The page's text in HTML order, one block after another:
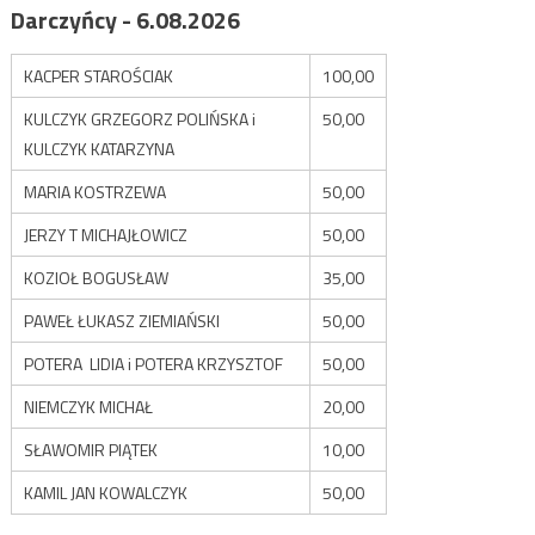
Darczyńcy - 6.08.2026
KACPER STAROŚCIAK
100,00
KULCZYK GRZEGORZ POLIŃSKA i
KULCZYK KATARZYNA
50,00
MARIA KOSTRZEWA
50,00
JERZY T MICHAJŁOWICZ
50,00
KOZIOŁ BOGUSŁAW
35,00
PAWEŁ ŁUKASZ ZIEMIAŃSKI
50,00
POTERA LIDIA i POTERA KRZYSZTOF
50,00
NIEMCZYK MICHAŁ
20,00
SŁAWOMIR PIĄTEK
10,00
KAMIL JAN KOWALCZYK
50,00